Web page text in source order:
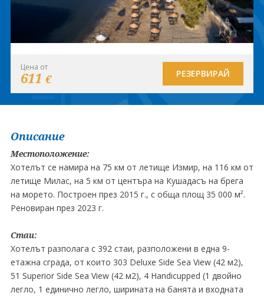
РЕЗЕРВИРАЙ
Цена от
611 €
Описание
Местоположение:
Хотелът се намира на 75 км от летище Измир, на 116 км от
летище Милас, на 5 км от центъра на Кушадасъ на брeга
на морето. Построен през 2015 г., с обща площ 35 000 м².
Реновиран през 2023 г.
Стаи:
Хотелът разполага с 392 стаи, разположени в една 9-
етажна сграда, от които 303 Deluxe Side Sea View (42 м2),
51 Superior Side Sea View (42 м2), 4 Handicupped (1 двойно
легло, 1 единично легло, ширината на банята и входната